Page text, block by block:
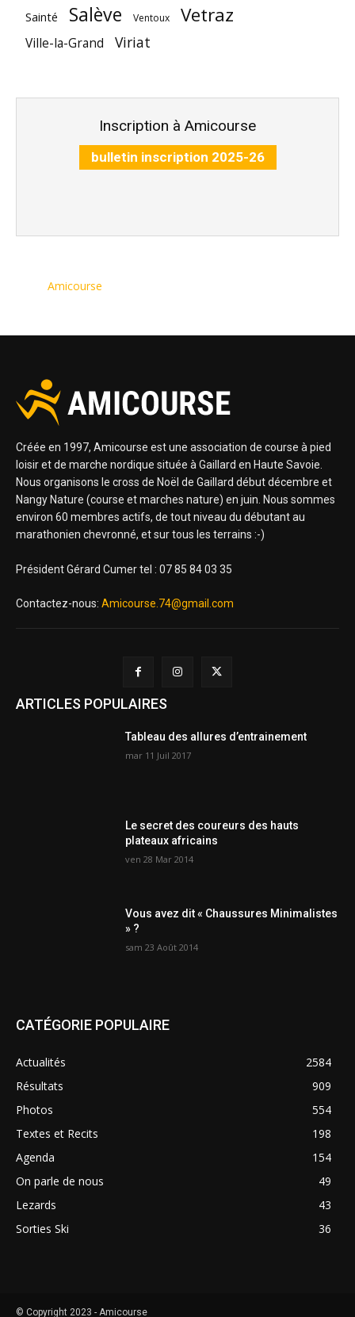
Sainté Salève Ventoux Vetraz
Ville-la-Grand Viriat
Inscription à Amicourse
bulletin inscription 2025-26
Amicourse
Créée en 1997, Amicourse est une association de course à pied
loisir et de marche nordique située à Gaillard en Haute Savoie.
Nous organisons le cross de Noël de Gaillard début décembre et
Nangy Nature (course et marches nature) en juin. Nous sommes
environ 60 membres actifs, de tout niveau du débutant au
marathonien chevronné, et sur tous les terrains :-)
Président Gérard Cumer tel : 07 85 84 03 35
Contactez-nous: Amicourse.74@gmail.com
ARTICLES POPULAIRES
Tableau des allures d’entrainement
mar 11 Juil 2017
Le secret des coureurs des hauts
plateaux africains
ven 28 Mar 2014
Vous avez dit « Chaussures Minimalistes
» ?
sam 23 Août 2014
CATÉGORIE POPULAIRE
Actualités
2584
Résultats
909
Photos
554
Textes et Recits
198
Agenda
154
On parle de nous
49
Lezards
43
Sorties Ski
36
© Copyright 2023 - Amicourse